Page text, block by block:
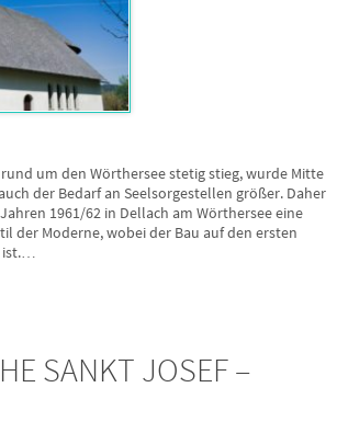
um den Wörthersee stetig stieg, wurde Mitte
der Bedarf an Seelsorgestellen größer. Daher
1961/62 in Dellach am Wörthersee eine
der Moderne, wobei der Bau auf den ersten
ist.…
SANKT JOSEF –